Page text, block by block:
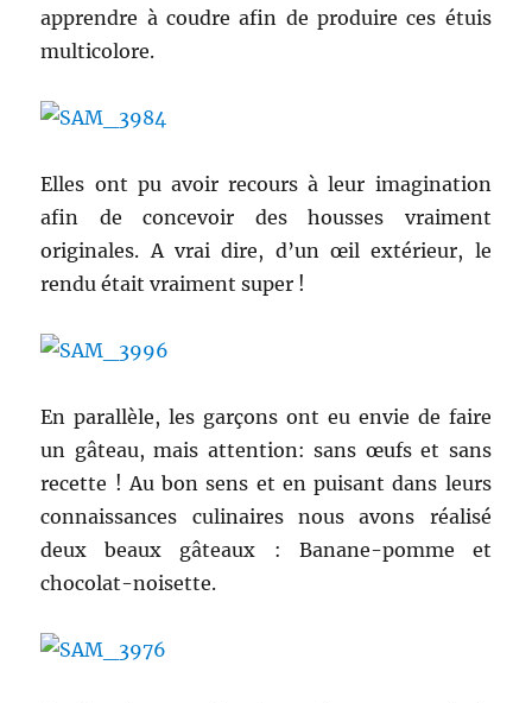
apprendre à coudre afin de produire ces étuis
multicolore.
Elles ont pu avoir recours à leur imagination
afin de concevoir des housses vraiment
originales. A vrai dire, d’un œil extérieur, le
rendu était vraiment super !
En parallèle, les garçons ont eu envie de faire
un gâteau, mais attention: sans œufs et sans
recette ! Au bon sens et en puisant dans leurs
connaissances culinaires nous avons réalisé
deux beaux gâteaux : Banane-pomme et
chocolat-noisette.